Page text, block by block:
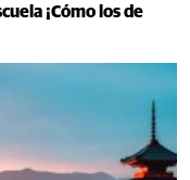
¡Cómo los de